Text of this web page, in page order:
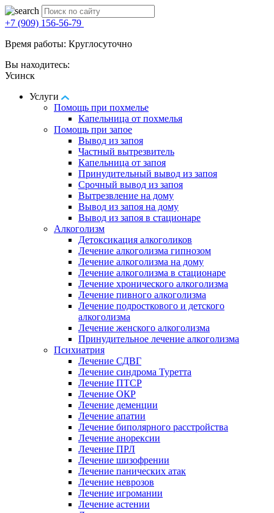
+7 (909) 156-56-79
Время работы: Круглосуточно
Вы находитесь:
Усинск
Услуги
Помощь при похмелье
Капельница от похмелья
Помощь при запое
Вывод из запоя
Частный вытрезвитель
Капельница от запоя
Принудительный вывод из запоя
Срочный вывод из запоя
Вытрезвление на дому
Вывод из запоя на дому
Вывод из запоя в стационаре
Алкоголизм
Детоксикация алкоголиков
Лечение алкоголизма гипнозом
Лечение алкоголизма на дому
Лечение алкоголизма в стационаре
Лечение хронического алкоголизма
Лечение пивного алкоголизма
Лечение подросткового и детского
алкоголизма
Лечение женского алкоголизма
Принудительное лечение алкоголизма
Психиатрия
Лечение СДВГ
Лечение синдрома Туретта
Лечение ПТСР
Лечение ОКР
Лечение деменции
Лечение апатии
Лечение биполярного расстройства
Лечение анорексии
Лечение ПРЛ
Лечение шизофрении
Лечение панических атак
Лечение неврозов
Лечение игромании
Лечение астении